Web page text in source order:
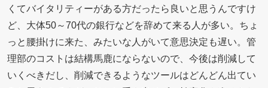
くてバイタリティーがある方だったら良いと思うんですけ
ど、大体50～70代の銀行などを辞めて来る人が多い。ちょ
っと腰掛けに来た、みたいな人がいて意思決定も遅い。管
理部のコストは結構馬鹿にならないので、今後は削減して
いくべきだし、削減できるようなツールはどんどん出てい